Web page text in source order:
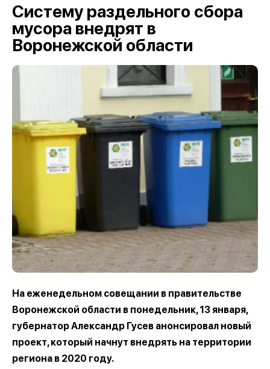
Систему раздельного сбора
мусора внедрят в
Воронежской области
На еженедельном совещании в правительстве
Воронежской области в понедельник, 13 января,
губернатор Александр Гусев анонсировал новый
проект, который начнут внедрять на территории
региона в 2020 году.